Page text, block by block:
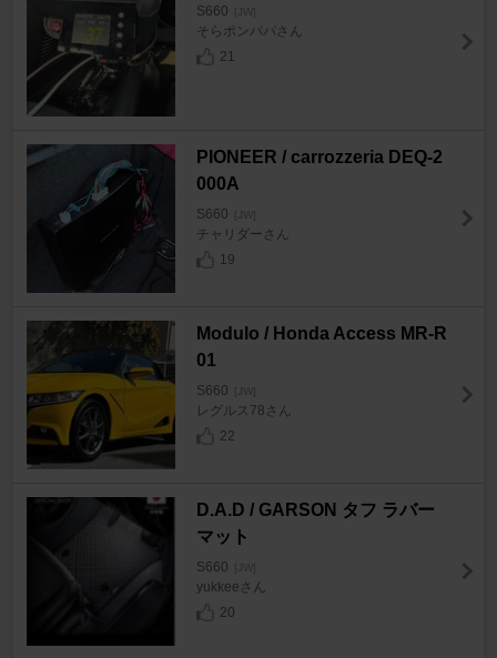
S660 [JW]
そらポンパパさん
21
PIONEER / carrozzeria DEQ-2
000A
S660 [JW]
チャリダーさん
19
Modulo / Honda Access MR-R
01
S660 [JW]
レグルス78さん
22
D.A.D / GARSON タフ ラバー
マット
S660 [JW]
yukkeeさん
20